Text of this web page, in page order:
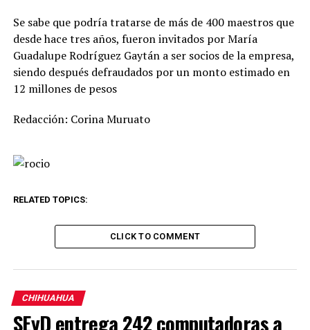
Se sabe que podría tratarse de más de 400 maestros que
desde hace tres años, fueron invitados por María
Guadalupe Rodríguez Gaytán a ser socios de la empresa,
siendo después defraudados por un monto estimado en
12 millones de pesos
Redacción: Corina Muruato
RELATED TOPICS:
CLICK TO COMMENT
CHIHUAHUA
SEyD entrega 242 computadoras a